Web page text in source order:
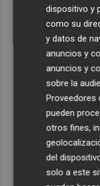
dispositivo y
como su
y datos de
anuncios y
anuncios y
sobre la
Proveedores
pueden
otros fines,
del
solo a este